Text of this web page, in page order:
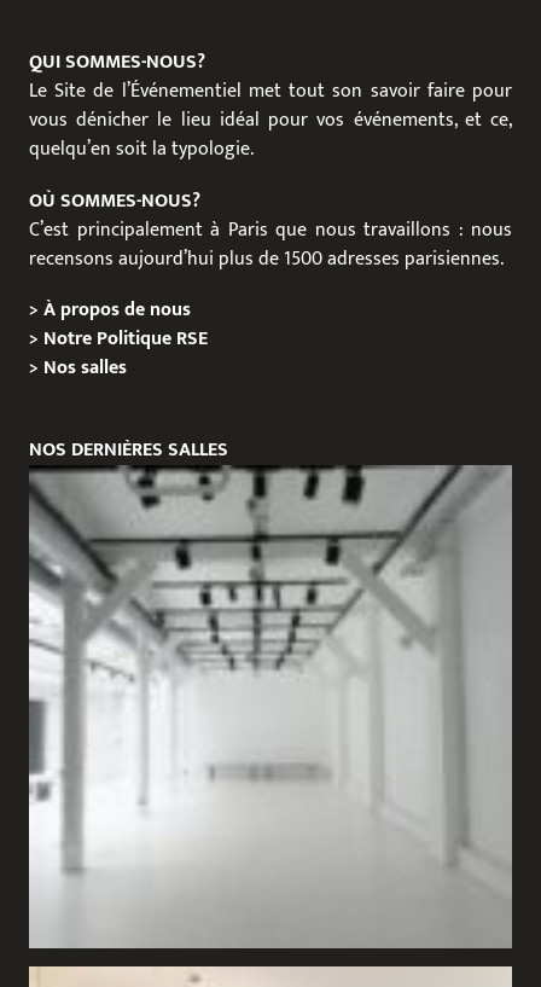
QUI SOMMES-NOUS?
Le Site de l’Événementiel met tout son savoir faire pour
vous dénicher le lieu idéal pour vos événements, et ce,
quelqu’en soit la typologie.
OÙ SOMMES-NOUS?
C’est principalement à Paris que nous travaillons : nous
recensons aujourd’hui plus de 1500 adresses parisiennes.
>À propos de nous
> Notre Politique RSE
> Nos salles
NOS DERNIÈRES SALLES